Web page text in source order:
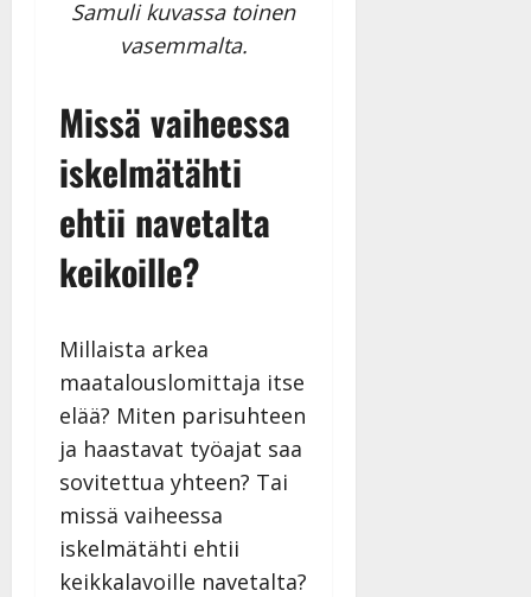
Samuli kuvassa toinen
vasemmalta.
Missä vaiheessa
iskelmätähti
ehtii navetalta
keikoille?
Millaista arkea
maatalouslomittaja itse
elää? Miten parisuhteen
ja haastavat työajat saa
sovitettua yhteen? Tai
missä vaiheessa
iskelmätähti ehtii
keikkalavoille navetalta?